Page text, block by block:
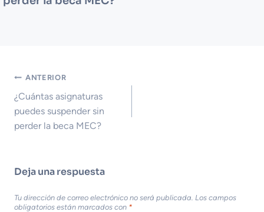
Navegación
entradas
ANTERIOR
¿Cuántas asignaturas
puedes suspender sin
perder la beca MEC?
Deja una respuesta
Tu dirección de correo electrónico no será publicada. Los campos
obligatorios están marcados con *